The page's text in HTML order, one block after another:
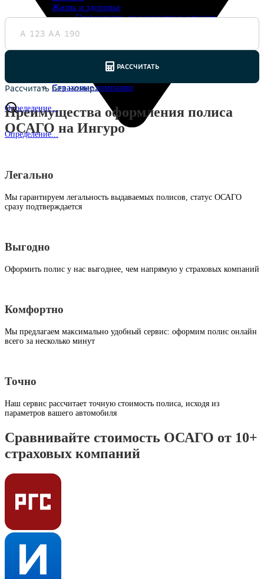
Определение...
Определение...
Жизнь и здоровье
Страхование от несчастных случаев
Антиклещ
Страховые компании
Преимущества оформления полиса
ОСАГО на Ингуро
Легально
Мы гарантируем легальность выдаваемых полисов, статус ОСАГО
сразу подтверждается
Выгодно
Оформить полис у нас выгоднее, чем напрямую у страховых компаний
Комфортно
Мы предлагаем максимально удобный сервис: оформим полис онлайн
всего за несколько минут
Точно
Наш сервис рассчитает точную стоимость полиса, исходя из
параметров вашего автомобиля
Сравнивайте стоимость ОСАГО от 10+
страховых компаний